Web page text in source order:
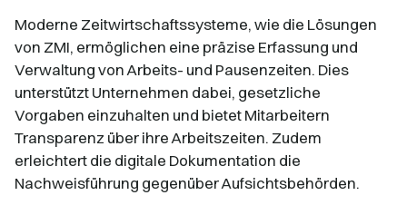
Moderne Zeitwirtschaftssysteme, wie die Lösungen
von ZMI, ermöglichen eine präzise Erfassung und
Verwaltung von Arbeits- und Pausenzeiten. Dies
unterstützt Unternehmen dabei, gesetzliche
Vorgaben einzuhalten und bietet Mitarbeitern
Transparenz über ihre Arbeitszeiten. Zudem
erleichtert die digitale Dokumentation die
Nachweisführung gegenüber Aufsichtsbehörden.​